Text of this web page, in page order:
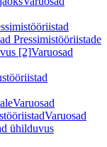
Pressimistööriistade
[2]Varuosad
Varuosad
Varuosad
ühilduvus